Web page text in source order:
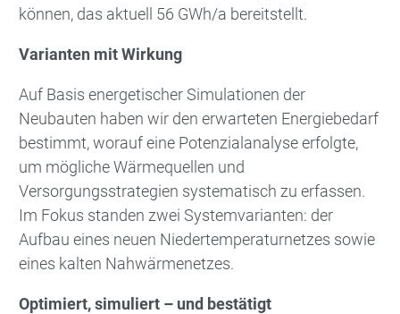
können, das aktuell 56 GWh/a bereitstellt.
Varianten mit Wirkung
Auf Basis energetischer Simulationen der
Neubauten haben wir den erwarteten Energiebedarf
bestimmt, worauf eine Potenzialanalyse erfolgte,
um mögliche Wärmequellen und
Versorgungsstrategien systematisch zu erfassen.
Im Fokus standen zwei Systemvarianten: der
Aufbau eines neuen Niedertemperaturnetzes sowie
eines kalten Nahwärmenetzes.
Optimiert, simuliert – und bestätigt